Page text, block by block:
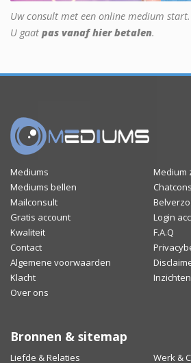
Uw consult met een online medium start.
U gaat pas vanaf hier betalen.
Mediums
Medium
Mediums bellen
Mailconsult
Gratis account
Login
Kwaliteit
F.A.Q
Contact
Algemene voorwaarden
Klacht
Inzichten
Over ons
Bronnen & sitemap
Liefde & Relaties Werk &